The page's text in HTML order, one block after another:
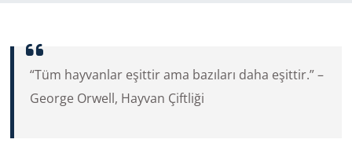
“Tüm hayvanlar eşittir ama bazıları daha eşittir.” –
George Orwell, Hayvan Çiftliği
HABERDE İNSAN
KÜLTÜR SANAT